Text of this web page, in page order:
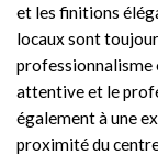
et les finitions
locaux sont
professionnalisme
attentive et le
également à une
proximité du